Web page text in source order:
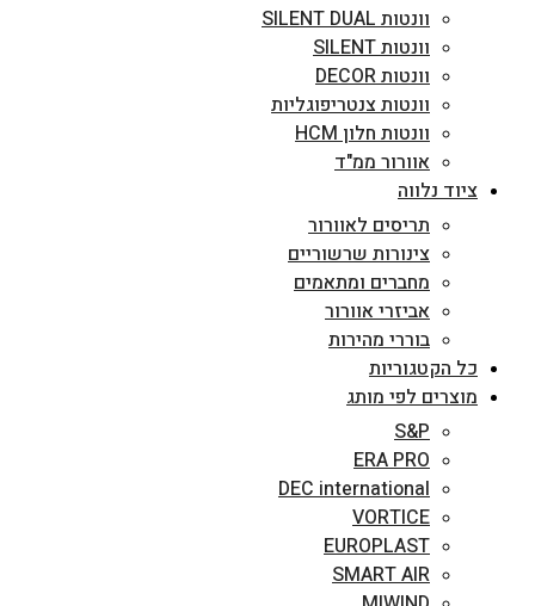
וונטות SILENT DUAL
וונטות SILENT
וונטות DECOR
וונטות צנטריפוגליות
וונטות חלון HCM
אוורור ממ"ד
ציוד נלווה
תריסים לאוורור
צינורות שרשוריים
מחברים ומתאמים
אביזרי אוורור
בוררי מהירות
כל הקטגוריות
מוצרים לפי מותג
S&P
ERA PRO
DEC international
VORTICE
EUROPLAST
SMART AIR